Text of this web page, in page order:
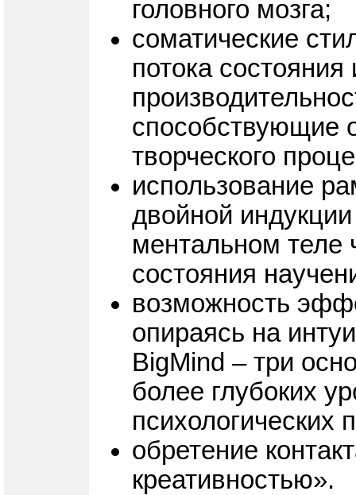
головного мозга;
соматические
потока
способствующие
творческого
использование
двойной
ментальном теле
состояния
возможность
опираясь на
BigMind – три
более глубоких
психологических
обретение
креативностью».